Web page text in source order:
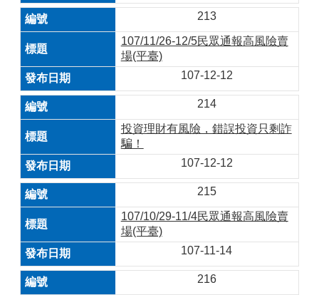
213
107/11/26-12/5民眾通報高風險賣
場(平臺)
107-12-12
214
投資理財有風險，錯誤投資只剩詐
騙！
107-12-12
215
107/10/29-11/4民眾通報高風險賣
場(平臺)
107-11-14
216